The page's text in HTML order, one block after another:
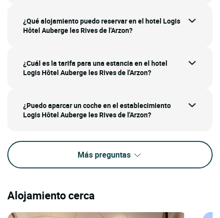
¿Qué alojamiento puedo reservar en el hotel Logis
Hôtel Auberge les Rives de l'Arzon?
¿Cuál es la tarifa para una estancia en el hotel
Logis Hôtel Auberge les Rives de l'Arzon?
¿Puedo aparcar un coche en el establecimiento
Logis Hôtel Auberge les Rives de l'Arzon?
Más preguntas
Alojamiento cerca